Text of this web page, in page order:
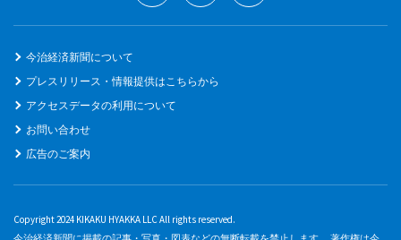
今治経済新聞について
プレスリリース・情報提供はこちらから
アクセスデータの利用について
お問い合わせ
広告のご案内
Copyright 2024 KIKAKU HYAKKA LLC All rights reserved.